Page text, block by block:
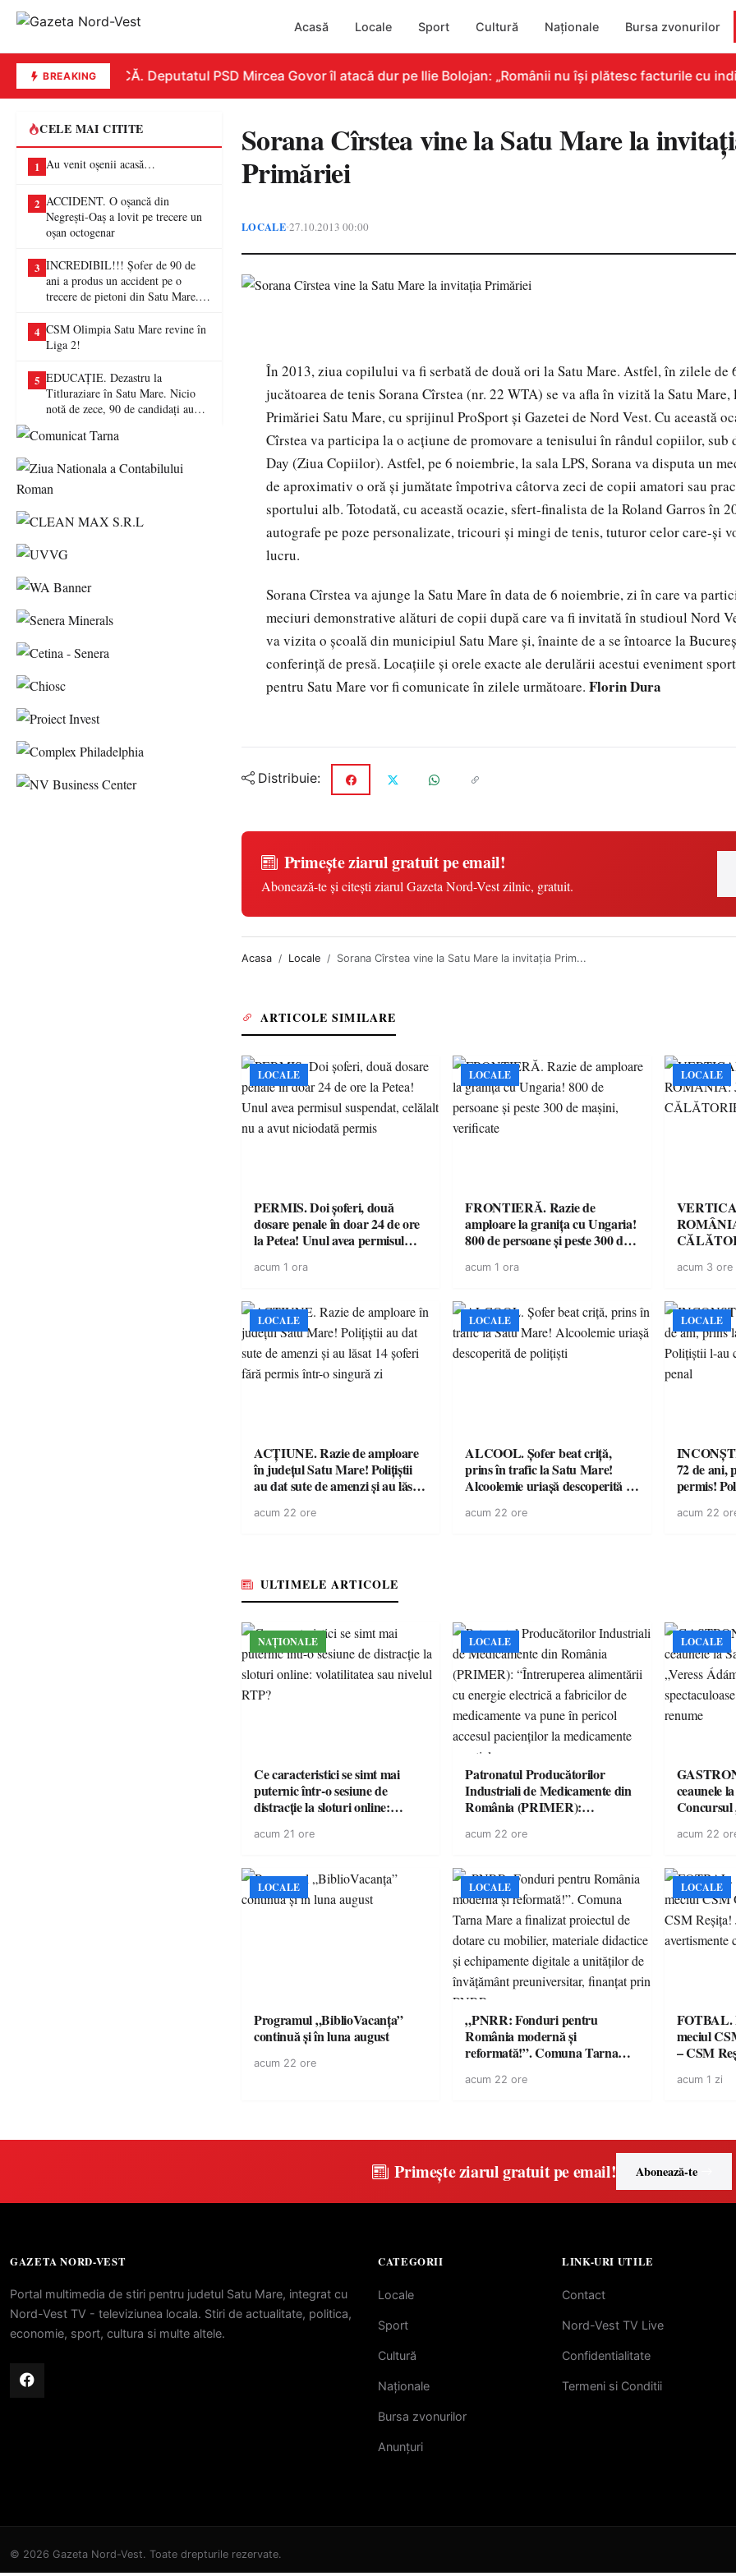
Acasă Locale Sport Cultură Naționale Bursa zvonurilor
BREAKINGREPLICĂ. Deputatul PSD Mircea Govor îl atacă dur pe Ilie Bolojan: „Românii nu își plătesc facturile cu
CELE MAI CITITE
1 Au venit oșenii acasă…
2 ACCIDENT. O oșancă din
Negrești-Oaș a lovit pe trecere un
oșan octogenar
3 INCREDIBIL!!! Șofer de 90 de
ani a produs un accident pe o
trecere de pietoni din Satu Mare. O
4 CSM Olimpia Satu Mare revine în
Liga 2!
5 EDUCAȚIE. Dezastru la
Titluraziare în Satu Mare. Nicio
notă de zece, 90 de candidați au
Sorana Cîrstea vine la Satu Mare la
Primăriei
LOCALE•27.10.2013 00:00
În 2013, ziua copilului va fi serbată de două ori la Satu Mare. Astfel, în zilele de
jucătoarea de tenis Sorana Cîrstea (nr. 22 WTA) se va afla în vizită la Satu
Primăriei Satu Mare, cu sprijinul ProSport şi Gazetei de Nord Vest. Cu această
Cîrstea va participa la o acţiune de promovare a tenisului în rândul copiilor, sub
Day (Ziua Copiilor). Astfel, pe 6 noiembrie, la sala LPS, Sorana va disputa un
de aproximativ o oră şi jumătate împotriva câtorva zeci de copii amatori sau
sportului alb. Totodată, cu această ocazie, sfert-finalista de la Roland Garros în
autografe pe poze personalizate, tricouri şi mingi de tenis, tuturor celor care-şi
lucru.
Sorana Cîrstea va ajunge la Satu Mare în data de 6 noiembrie, zi în care va
meciuri demonstrative alături de copii după care va fi invitată în studioul Nord
va vizita o şcoală din municipiul Satu Mare şi, înainte de a se întoarce la
conferinţă de presă. Locaţiile şi orele exacte ale derulării acestui eveniment
pentru Satu Mare vor fi comunicate în zilele următoare. Florin Dura
Distribuie:
Primește ziarul gratuit pe email!
Abonează-te și citești ziarul Gazeta Nord-Vest zilnic, gratuit.
Acasa Locale Sorana Cîrstea vine la Satu Mare la invitaţia Prim...
ARTICOLE SIMILARE
LOCALE
PERMIS. Doi șoferi, două
dosare penale în doar 24 de ore
la Petea! Unul avea permisul
niciodată permis
acum 1 ora
LOCALE
FRONTIERĂ. Razie de
amploare la granița cu Ungaria!
800 de persoane și peste 300 de
acum 1 ora
LOCALE
acum 3 ore
LOCALE
ACȚIUNE. Razie de amploare
în județul Satu Mare! Polițiștii
au dat sute de amenzi și au lăsat
singură zi
acum 22 ore
LOCALE
ALCOOL. Șofer beat criță,
prins în trafic la Satu Mare!
Alcoolemie uriașă descoperită de
acum 22 ore
LOCALE
72 de ani,
permis!
acum 22
ULTIMELE ARTICOLE
NAȚIONALE
Ce caracteristici se simt mai
puternic într-o sesiune de
distracție la sloturi online:
acum 21 ore
LOCALE
Patronatul Producătorilor
Industriali de Medicamente din
România (PRIMER):
energie electrică a fabricilor de
accesul pacienților la
medicamente esențiale
acum 22 ore
LOCALE
ceaunele
Concursul
acum 22
LOCALE
Programul „BiblioVacanța”
continuă și în luna august
acum 22 ore
LOCALE
„PNRR: Fonduri pentru
România modernă și
reformată!”. Comuna Tarna
dotare cu mobilier, materiale
acum 22 ore
LOCALE
FOTBAL.
meciul
– CSM
suporteri
acum 1 zi
Primește ziarul gratuit pe email! Abonează-te
GAZETA NORD-VEST
Portal multimedia de stiri pentru judetul Satu Mare, integrat cu
Nord-Vest TV - televiziunea locala. Stiri de actualitate, politica,
economie, sport, cultura si multe altele.
CATEGORII
Locale
Sport
Cultură
Naționale
Bursa zvonurilor
Anunțuri
LINK-URI UTILE
Contact
Nord-Vest TV Live
Confidentialitate
Termeni si Conditii
© 2026 Gazeta Nord-Vest. Toate drepturile rezervate.